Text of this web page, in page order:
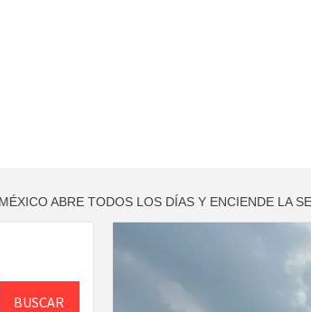
ABRE TODOS LOS DÍAS Y ENCIENDE LA
BUSCAR